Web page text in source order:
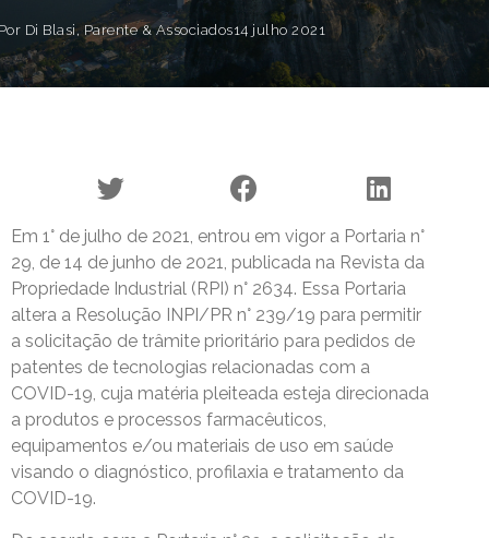
Di Blasi, Parente & Associados14 julho 2021
Em 1° de julho de 2021, entrou em vigor a Portaria n°
29, de 14 de junho de 2021, publicada na Revista da
Propriedade Industrial (RPI) n° 2634. Essa Portaria
altera a Resolução INPI/PR n° 239/19 para permitir
a solicitação de trâmite prioritário para pedidos de
patentes de tecnologias relacionadas com a
COVID-19, cuja matéria pleiteada esteja direcionada
a produtos e processos farmacêuticos,
equipamentos e/ou materiais de uso em saúde
visando o diagnóstico, profilaxia e tratamento da
COVID-19.